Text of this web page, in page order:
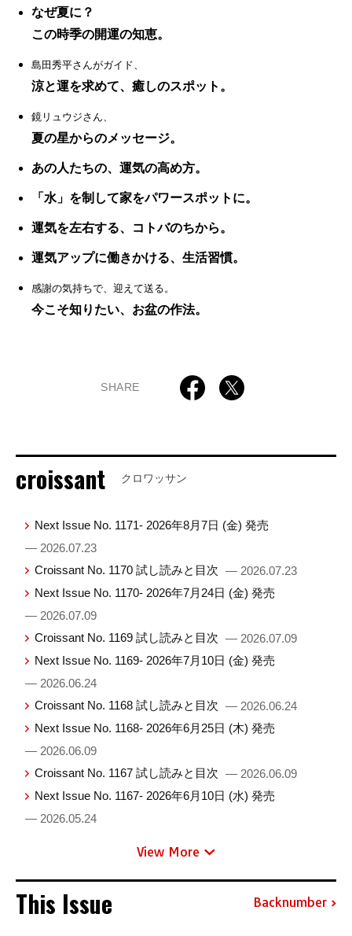
なぜ夏に？
この時季の開運の知恵。
島田秀平さんがガイド、
涼と運を求めて、癒しのスポット。
鏡リュウジさん、
夏の星からのメッセージ。
あの人たちの、運気の高め方。
「水」を制して家をパワースポットに。
運気を左右する、コトバのちから。
運気アップに働きかける、生活習慣。
感謝の気持ちで、迎えて送る。
今こそ知りたい、お盆の作法。
SHARE
croissant クロワッサン
Next Issue No. 1171- 2026年8月7日 (金) 発売
— 2026.07.23
Croissant No. 1170 試し読みと目次 — 2026.07.23
Next Issue No. 1170- 2026年7月24日 (金) 発売
— 2026.07.09
Croissant No. 1169 試し読みと目次 — 2026.07.09
Next Issue No. 1169- 2026年7月10日 (金) 発売
— 2026.06.24
Croissant No. 1168 試し読みと目次 — 2026.06.24
Next Issue No. 1168- 2026年6月25日 (木) 発売
— 2026.06.09
Croissant No. 1167 試し読みと目次 — 2026.06.09
Next Issue No. 1167- 2026年6月10日 (水) 発売
— 2026.05.24
View More
This Issue Backnumber